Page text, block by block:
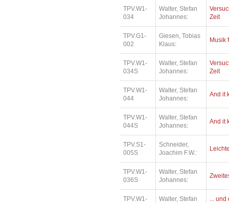
TPV.W1-
034
Walter, Stefan
Johannes:
Zeit
TPV.G1-
002
Giesen, Tobias
Klaus:
Musik
TPV.W1-
034S
Walter, Stefan
Johannes:
Zeit
TPV.W1-
044
Walter, Stefan
Johannes:
And it
TPV.W1-
044S
Walter, Stefan
Johannes:
And it
TPV.S1-
005S
Schneider,
Joachim F.W.:
TPV.W1-
036S
Walter, Stefan
Johannes:
TPV.W1-
Walter, Stefan
... und